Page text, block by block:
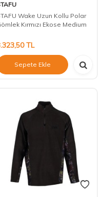
Wake Uzun Kollu Polar
Kırmızı Ekose Medium
TL
Sepete Ekle